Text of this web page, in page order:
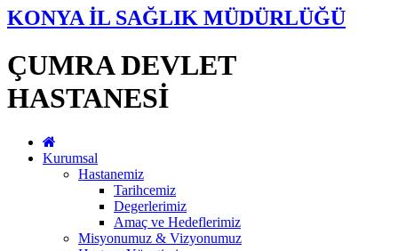
KONYA İL SAĞLIK MÜDÜRLÜĞÜ
ÇUMRA DEVLET
HASTANESİ
Kurumsal
Hastanemiz
Tarihcemiz
Degerlerimiz
Amaç ve Hedeflerimiz
Misyonumuz & Vizyonumuz